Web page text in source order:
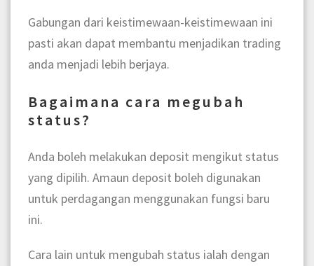
Gabungan dari keistimewaan-keistimewaan ini
pasti akan dapat membantu menjadikan trading
anda menjadi lebih berjaya.
Bagaimana cara megubah
status?
Anda boleh melakukan deposit mengikut status
yang dipilih. Amaun deposit boleh digunakan
untuk perdagangan menggunakan fungsi baru
ini.
Cara lain untuk mengubah status ialah dengan